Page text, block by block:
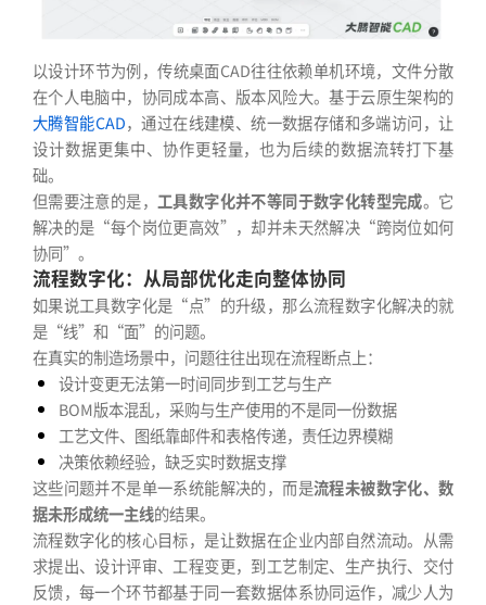
以设计环节为例，传统桌面CAD往往依赖单机环境，文件分散
在个人电脑中，协同成本高、版本风险大。基于云原生架构的
大腾智能CAD，通过在线建模、统一数据存储和多端访问，让
设计数据更集中、协作更轻量，也为后续的数据流转打下基
础。
但需要注意的是，工具数字化并不等同于数字化转型完成。它
解决的是“每个岗位更高效”，却并未天然解决“跨岗位如何
协同”。
流程数字化：从局部优化走向整体协同
如果说工具数字化是“点”的升级，那么流程数字化解决的就
是“线”和“面”的问题。
在真实的制造场景中，问题往往出现在流程断点上：
设计变更无法第一时间同步到工艺与生产
BOM版本混乱，采购与生产使用的不是同一份数据
工艺文件、图纸靠邮件和表格传递，责任边界模糊
决策依赖经验，缺乏实时数据支撑
这些问题并不是单一系统能解决的，而是流程未被数字化、数
据未形成统一主线的结果。
流程数字化的核心目标，是让数据在企业内部自然流动。从需
求提出、设计评审、工程变更，到工艺制定、生产执行、交付
反馈，每一个环节都基于同一套数据体系协同运作，减少人为